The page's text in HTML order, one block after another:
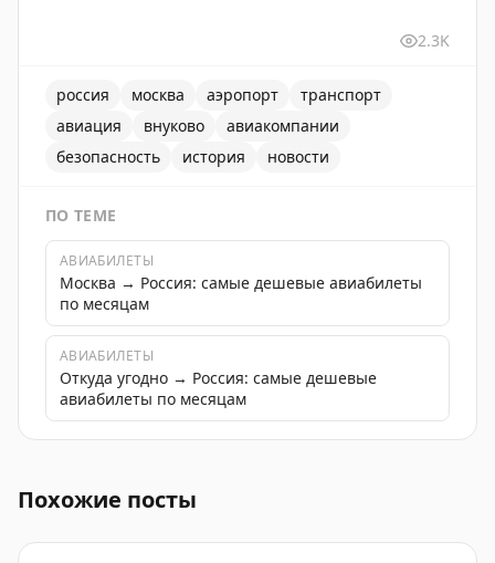
2.3K
россия москва аэропорт
транспорт
авиация
внуково
авиакомпании
безопасность
история новости
ПО ТЕМЕ
АВИАБИЛЕТЫ
Москва → Россия: самые дешевые авиабилеты
по месяцам
АВИАБИЛЕТЫ
Откуда угодно → Россия: самые дешевые
авиабилеты по месяцам
Похожие посты